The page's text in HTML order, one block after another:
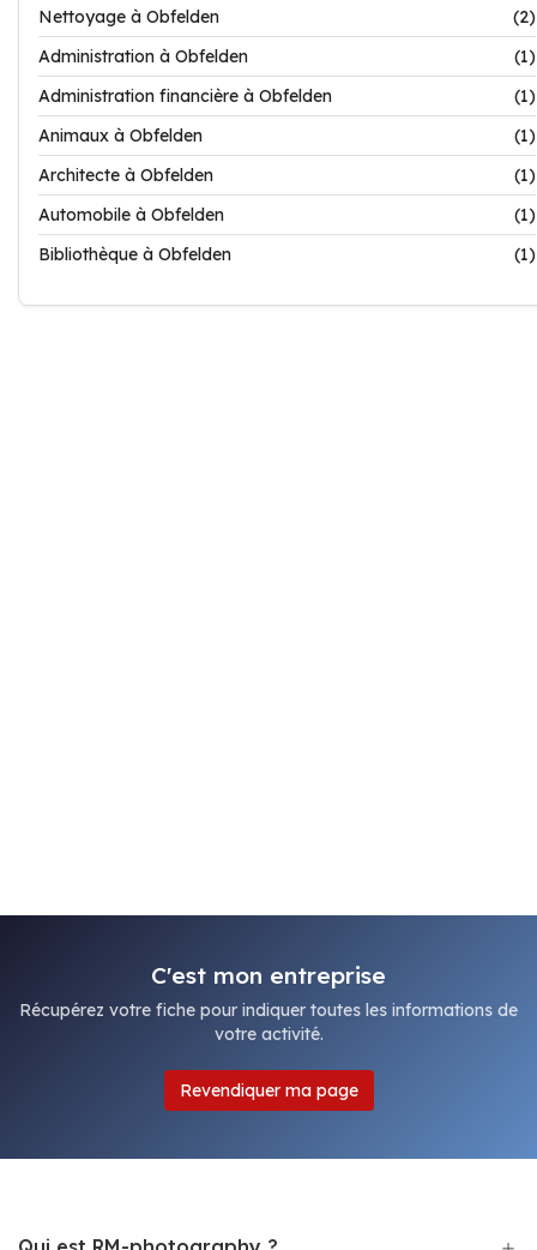
Nettoyage à Obfelden
(2)
Administration à Obfelden
(1)
Administration financière à Obfelden
(1)
Animaux à Obfelden
(1)
Architecte à Obfelden
(1)
Automobile à Obfelden
(1)
Bibliothèque à Obfelden
(1)
C'est mon entreprise
Récupérez votre fiche pour indiquer toutes les informations de
votre activité.
Revendiquer ma page